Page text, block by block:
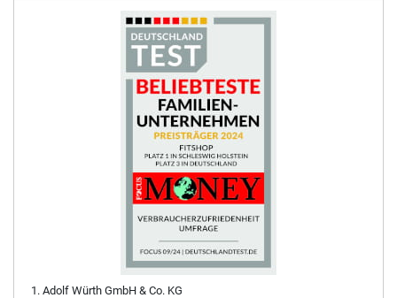
Adolf Würth GmbH & Co. KG